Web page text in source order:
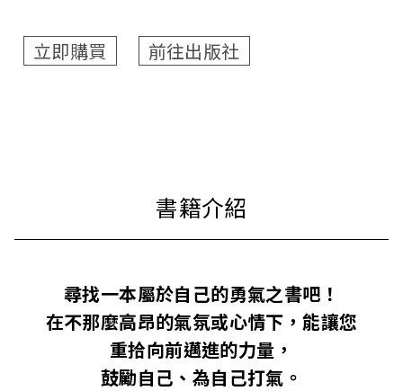
立即購買 前往出版社
尋找一本屬於自己的勇氣之書吧！
在不那麼高昂的氣氛或心情下，能讓您
重拾向前邁進的力量，
鼓勵自己、為自己打氣。